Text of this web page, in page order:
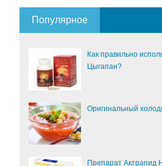
Популярное
Как правильно
Цыгапан?
Оригинальный
Препарат